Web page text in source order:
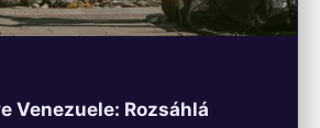
Venezuele: Rozsáhlá